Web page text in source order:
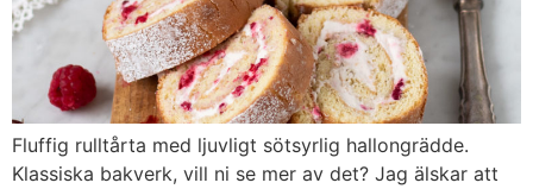
Fluffig rulltårta med ljuvligt sötsyrlig hallongrädde.
Klassiska bakverk, vill ni se mer av det? Jag älskar att